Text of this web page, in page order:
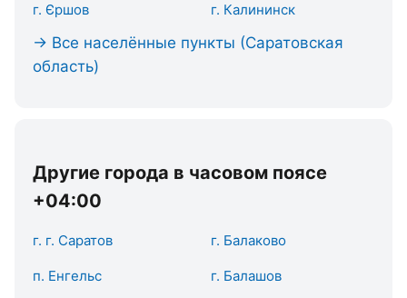
г. Єршов г. Калининск
→ Все населённые пункты (Саратовская
область)
Другие города в часовом поясе
+04:00
г. г. Саратов г. Балаково
п. Енгельс г. Балашов